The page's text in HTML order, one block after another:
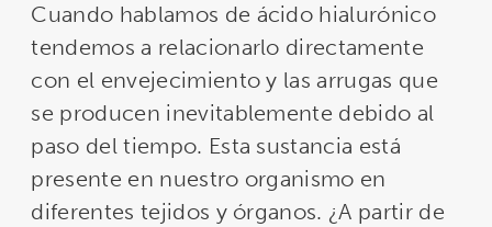
Cuando hablamos de ácido hialurónico
tendemos a relacionarlo directamente
con el envejecimiento y las arrugas que
se producen inevitablemente debido al
paso del tiempo. Esta sustancia está
presente en nuestro organismo en
diferentes tejidos y órganos. ¿A partir de